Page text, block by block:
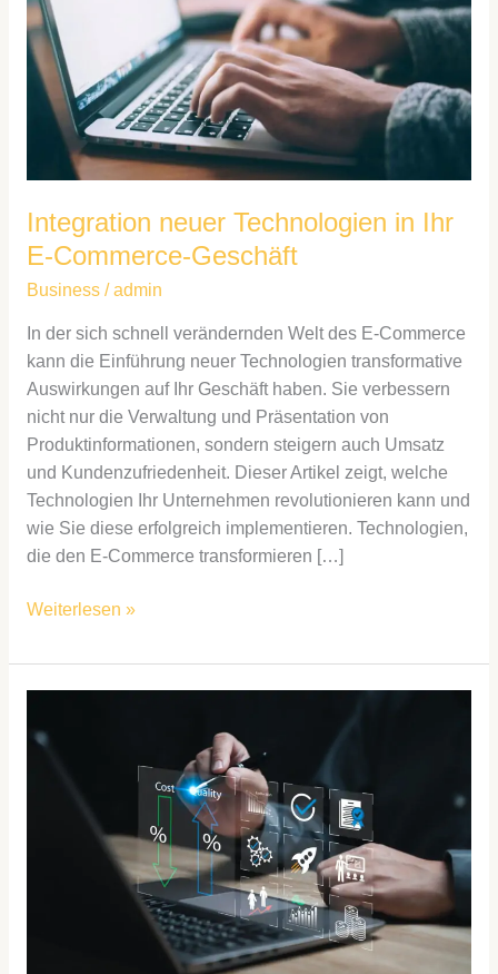
Integration neuer Technologien in Ihr
E-Commerce-Geschäft
Business/admin
In der sich schnell verändernden Welt des E-Commerce
kann die Einführung neuer Technologien transformative
Auswirkungen auf Ihr Geschäft haben. Sie verbessern
nicht nur die Verwaltung und Präsentation von
Produktinformationen, sondern steigern auch Umsatz
und Kundenzufriedenheit. Dieser Artikel zeigt, welche
Technologien Ihr Unternehmen revolutionieren kann und
wie Sie diese erfolgreich implementieren. Technologien,
die den E-Commerce transformieren […]
Ihr
E-
Commerce-
Geschäft
Weiterlesen »
in